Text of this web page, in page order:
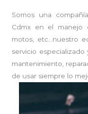
Somos una
Cdmx en el manejo
motos, etc…nuestro
servicio
mantenimiento,
de usar siempre lo